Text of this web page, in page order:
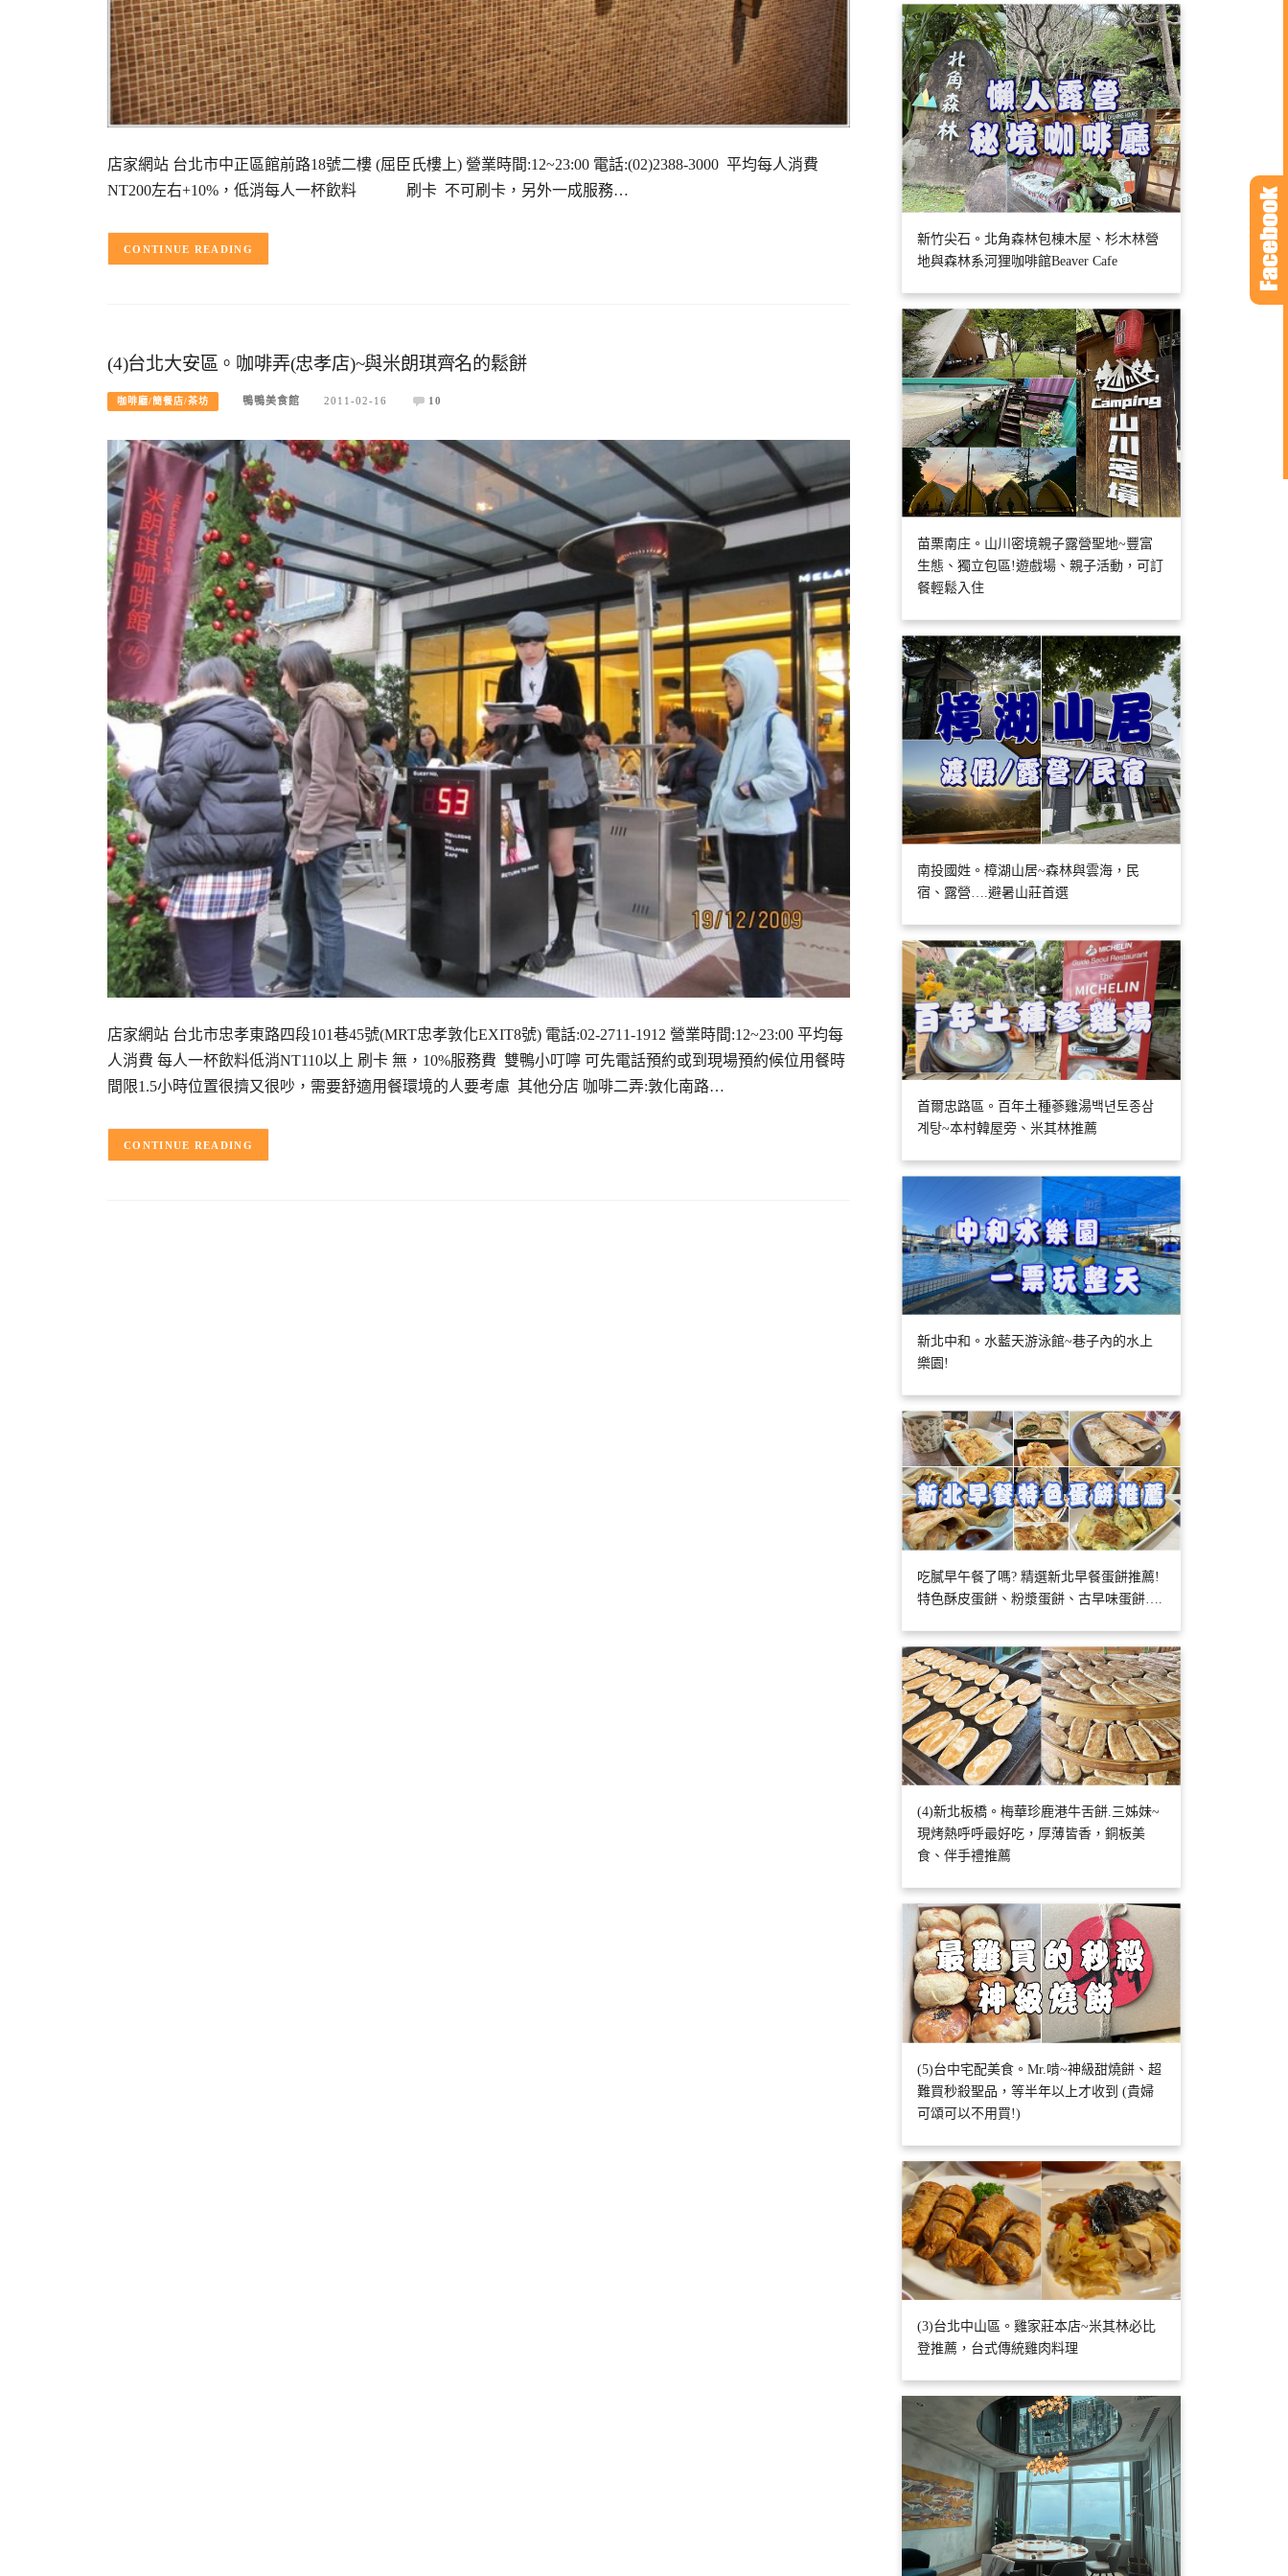
店家網站 台北市中正區館前路18號二樓 (屈臣氏樓上) 營業時間:12~23:00 電話:(02)2388-3000 平均每人消費
NT200左右+10%，低消每人一杯飲料 刷卡 不可刷卡，另外一成服務…
CONTINUE READING
(4)台北大安區。咖啡弄(忠孝店)~與米朗琪齊名的鬆餅
咖啡廳/簡餐店/茶坊 鴨鴨美食館 2011-02-16 10
店家網站 台北市忠孝東路四段101巷45號(MRT忠孝敦化EXIT8號) 電話:02-2711-1912 營業時間:12~23:00 平均每
人消費 每人一杯飲料低消NT110以上 刷卡 無，10%服務費 雙鴨小叮嚀 可先電話預約或到現場預約候位用餐時
間限1.5小時位置很擠又很吵，需要舒適用餐環境的人要考慮 其他分店 咖啡二弄:敦化南路…
CONTINUE READING
新竹尖石。北角森林包棟木屋、杉木林營
地與森林系河狸咖啡館Beaver Cafe
苗栗南庄。山川密境親子露營聖地~豐富
生態、獨立包區!遊戲場、親子活動，可訂
餐輕鬆入住
南投國姓。樟湖山居~森林與雲海，民
宿、露營….避暑山莊首選
首爾忠路區。百年土種蔘雞湯백년토종삼
계탕~本村韓屋旁、米其林推薦
新北中和。水藍天游泳館~巷子內的水上
樂園!
吃膩早午餐了嗎? 精選新北早餐蛋餅推薦!
特色酥皮蛋餅、粉漿蛋餅、古早味蛋餅….
(4)新北板橋。梅華珍鹿港牛舌餅.三姊妹~
現烤熱呼呼最好吃，厚薄皆香，銅板美
食、伴手禮推薦
(5)台中宅配美食。Mr.啃~神級甜燒餅、超
難買秒殺聖品，等半年以上才收到 (貴婦
可頌可以不用買!)
(3)台北中山區。雞家莊本店~米其林必比
登推薦，台式傳統雞肉料理